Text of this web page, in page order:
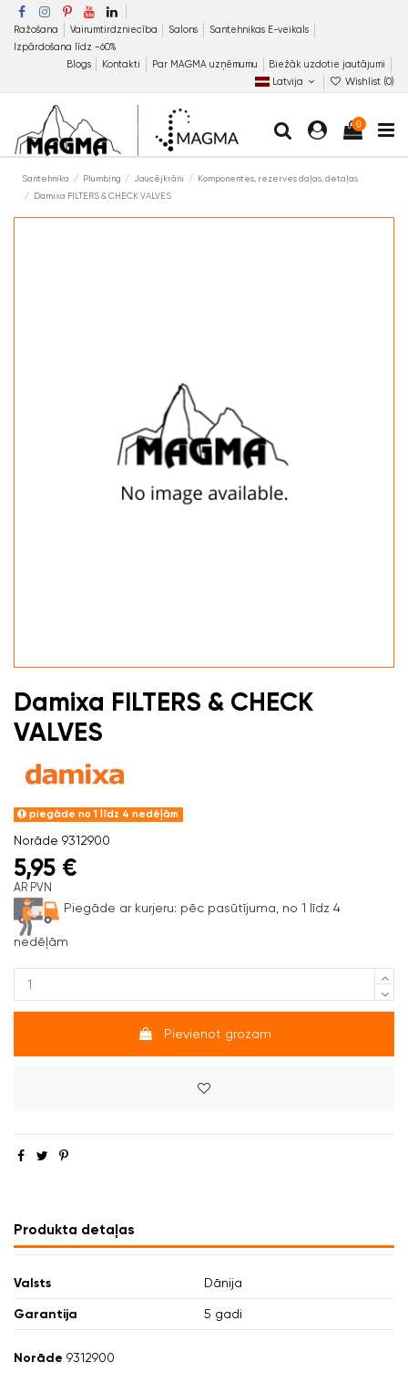
Ražošana Vairumtirdzniecība Salons
Santehnikas E-veikals
Izpārdošana līdz −60%
Blogs
Kontakti Par MAGMA uzņēmumu
Biežāk uzdotie jautājumi
Latvija
Wishlist (0)
0
Santehnika Plumbing Jaucējkrāni
Komponentes, rezerves daļas, detaļas
Damixa FILTERS & CHECK VALVES
Damixa FILTERS & CHECK
VALVES
piegāde no 1 līdz 4 nedēļām
Norāde 9312900
5,95 €
AR PVN
Piegāde ar kurjeru: pēc pasūtījuma, no 1 līdz 4
nedēļām
Pievienot grozam
Produkta detaļas
Valsts Dānija
Garantija 5 gadi
Norāde 9312900